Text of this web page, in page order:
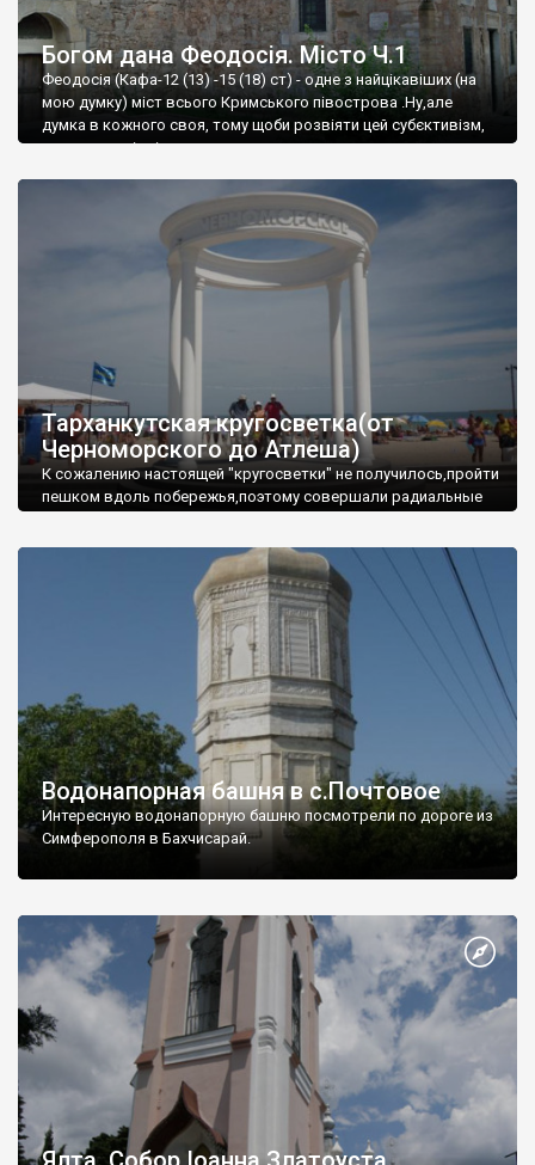
Богом дана Феодосія. Місто Ч.1
Феодосія (Кафа-12 (13) -15 (18) ст) - одне з найцікавіших (на
мою думку) міст всього Кримського півострова .Ну,але
думка в кожного своя, тому щоби розвіяти цей субєктивізм,
запрошую відвідати це
Тарханкутская кругосветка(от
Черноморского до Атлеша)
К сожалению настоящей "кругосветки" не получилось,пройти
пешком вдоль побережья,поэтому совершали радиальные
Водонапорная башня в с.Почтовое
Интересную водонапорную башню посмотрели по дороге из
Симферополя в Бахчисарай.